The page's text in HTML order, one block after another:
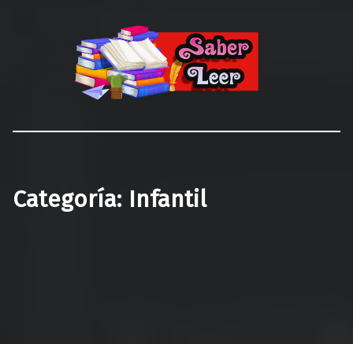
Categoría: Infantil